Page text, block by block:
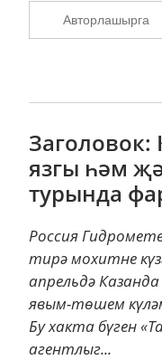
Авторлашырга
язгы һәм
турында
Россия
тирә мохитне
апрельдә
явым-төшем
Бу хакта бүген
агентлыг...